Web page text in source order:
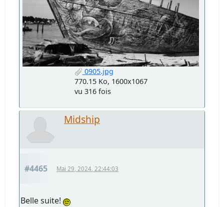
0905.jpg
770.15 Ko, 1600x1067
vu 316 fois
Midship
#4465 Mai 29, 2024, 22:44:03
Belle suite!